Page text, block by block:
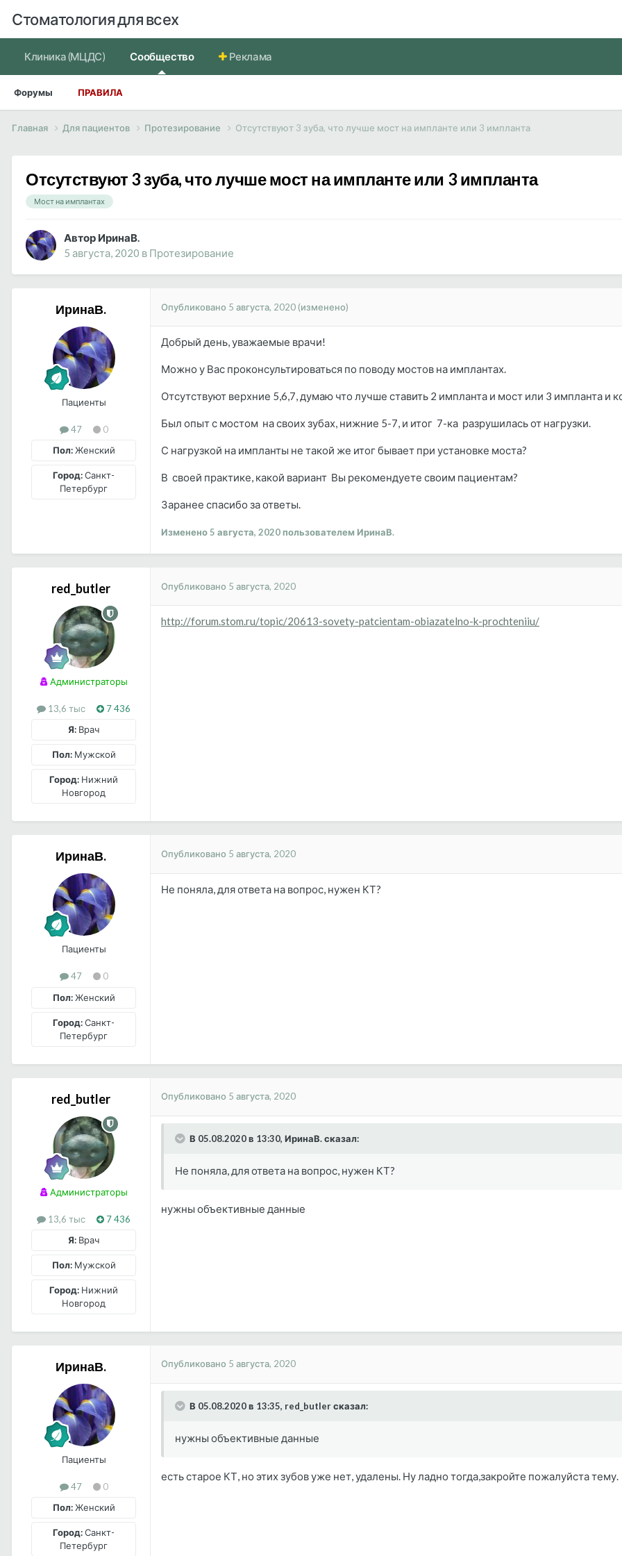
Стоматология для всех
Клиника (МЦДС) Сообщество
Форумы ПРАВИЛА
Реклама
Главная Для пациентов Протезирование Отсутствуют 3 зуба, что лучше мост на импланте или 3 импланта
Отсутствуют 3 зуба, что лучше мост на импланте или 3 импланта
Мост на имплантах
Автор ИринаВ.
5 августа, 2020 в Протезирование
ИринаВ.
Пациенты
47
0
Пол:Женский
Город:Санкт-
Петербург
Опубликовано 5 августа, 2020 (изменено)
Добрый день, уважаемые врачи!
Можно у Вас проконсультироваться по поводу мостов на имплантах.
Отсутствуют верхние 5,6,7, думаю что лучше ставить 2 импланта и мост или 3 импланта и
Был опыт с мостом на своих зубах, нижние 5-7, и итог 7-ка разрушилась от нагрузки.
С нагрузкой на импланты не такой же итог бывает при установке моста?
В своей практике, какой вариант Вы рекомендуете своим пациентам?
Заранее спасибо за ответы.
Изменено5 августа, 2020пользователем ИринаВ.
red_butler
Администраторы
13,6 тыс
7 436
Я: Врач
Пол:Мужской
Город: Нижний
Новгород
Опубликовано 5 августа, 2020
http://forum.stom.ru/topic/20613-sovety-patcientam-obiazatelno-k-prochteniiu/
ИринаВ.
Пациенты
47
0
Пол:Женский
Город:Санкт-
Петербург
Опубликовано 5 августа, 2020
Не поняла, для ответа на вопрос, нужен КТ?
red_butler
Администраторы
13,6 тыс
7 436
Я: Врач
Пол:Мужской
Город: Нижний
Новгород
Опубликовано 5 августа, 2020
В 05.08.2020 в 13:30, ИринаВ. сказал:
Не поняла, для ответа на вопрос, нужен КТ?
нужны объективные данные
ИринаВ.
Пациенты
47
0
Пол:Женский
Город:Санкт-
Петербург
Опубликовано 5 августа, 2020
В 05.08.2020 в 13:35, red_butler сказал:
нужны объективные данные
есть старое КТ, но этих зубов уже нет, удалены. Ну ладно тогда,закройте пожалуйста тему.